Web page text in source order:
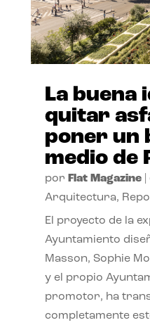
La buena
quitar
poner un
medio de
por Flat Magazine|
Arquitectura,
El proyecto de la
Ayuntamiento
Masson, Sophie
y el propio
promotor, ha
completamente